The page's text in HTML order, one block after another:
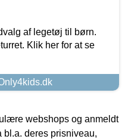
af legetøj til børn.
Klik her for at se
webshops og anmeldt
bl.a. deres prisniveau,